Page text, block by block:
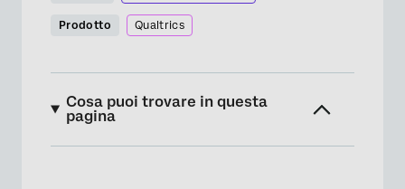
Prodotto Qualtrics
Cosa puoi trovare in questa
pagina